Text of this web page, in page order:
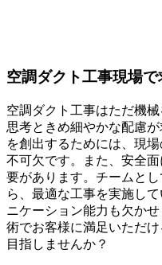
空調ダクト工事現場
空調ダクト工事はただ機
思考ときめ細やかな配慮
を創出するためには、現
不可欠です。また、安全
要があります。チームと
ら、最適な工事を実施し
ニケーション能力も欠か
術でお客様に満足いただ
目指しませんか？